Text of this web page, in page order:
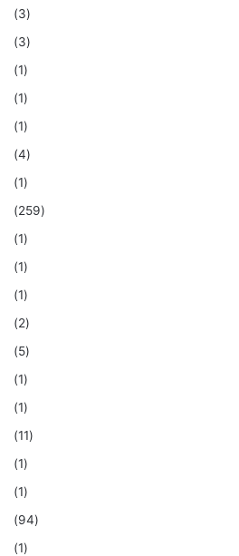
(3)
(3)
(1)
(1)
(1)
(4)
(1)
(259)
(1)
(1)
(1)
(2)
(5)
(1)
(1)
(11)
(1)
(1)
(94)
(1)